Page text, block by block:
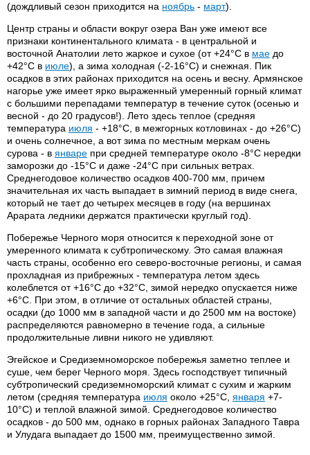
(дождливый сезон приходится на ноябрь - март).
Центр страны и области вокруг озера Ван уже имеют все
признаки континентального климата - в центральной и
восточной Анатолии лето жаркое и сухое (от +24°С в мае до
+42°C в июле), а зима холодная (-2-16°С) и снежная. Пик
осадков в этих районах приходится на осень и весну. Армянское
нагорье уже имеет ярко выраженный умеренный горный климат
с большими перепадами температур в течение суток (осенью и
весной - до 20 градусов!). Лето здесь теплое (средняя
температура июля - +18°C, в межгорных котловинах - до +26°C)
и очень солнечное, а вот зима по местным меркам очень
сурова - в январе при средней температуре около -8°C нередки
заморозки до -15°C и даже -24°С при сильных ветрах.
Среднегодовое количество осадков 400-700 мм, причем
значительная их часть выпадает в зимний период в виде снега,
который не тает до четырех месяцев в году (на вершинах
Арарата ледники держатся практически круглый год).
Побережье Черного моря относится к переходной зоне от
умеренного климата к субтропическому. Это самая влажная
часть страны, особенно его северо-восточные регионы, и самая
прохладная из прибрежных - температура летом здесь
колеблется от +16°С до +32°С, зимой нередко опускается ниже
+6°С. При этом, в отличие от остальных областей страны,
осадки (до 1000 мм в западной части и до 2500 мм на востоке)
распределяются равномерно в течение года, а сильные
продолжительные ливни никого не удивляют.
Эгейское и Средиземноморское побережья заметно теплее и
суше, чем берег Черного моря. Здесь господствует типичный
субтропический средиземноморский климат с сухим и жарким
летом (средняя температура июля около +25°C, января +7-
10°C) и теплой влажной зимой. Среднегодовое количество
осадков - до 500 мм, однако в горных районах Западного Тавра
и Улудага выпадает до 1500 мм, преимущественно зимой.